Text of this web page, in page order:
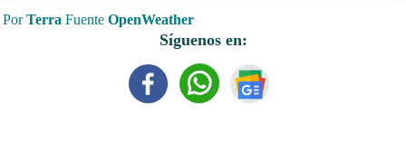
PorTerra Fuente OpenWeather
Síguenos en: